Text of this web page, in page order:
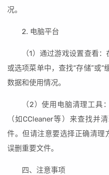
况。
2. 电脑平台
（1）通过游戏设置查看
或选项菜单中，查找“存储”或
数据和使用情况。
（2）使用电脑清理工具
（如CCleaner等）来查找并
件。但请注意要选择正确清理
误删重要文件。
四、注意事项